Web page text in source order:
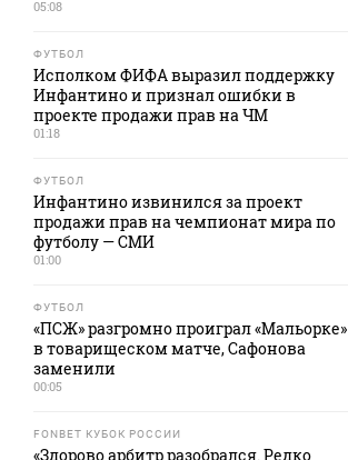
05:08
ФУТБОЛ
Исполком ФИФА выразил поддержку
Инфантино и признал ошибки в
проекте продажи прав на ЧМ
01:18
ФУТБОЛ
Инфантино извинился за проект
продажи прав на чемпионат мира по
футболу — СМИ
01:00
ФУТБОЛ
«ПСЖ» разгромно проиграл «Мальорке»
в товарищеском матче, Сафонова
заменили
00:05
FONBET КУБОК РОССИИ
«Здорово арбитр разобрался. Редко